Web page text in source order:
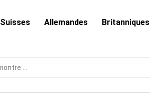
Suisses Allemandes Britanniques